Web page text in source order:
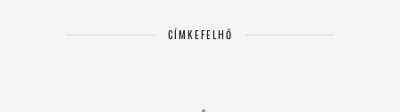
CÍMKEFELHŐ